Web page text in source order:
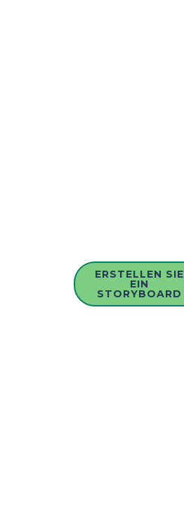
ERSTELLEN SIE
EIN
STORYBOARD